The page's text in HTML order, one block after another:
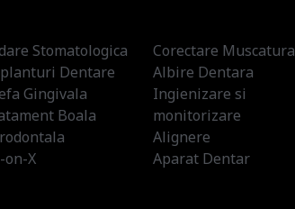
Stomatologica
Dentare
Gingivala
Boala
on-X
Corectare Muscatura
Albire Dentara
Ingienizare si
monitorizare
Alignere
Aparat Dentar